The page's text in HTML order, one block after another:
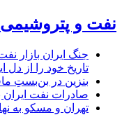
نفت و پتروشیمی
جنگ ایران بازار
تاریخ خود را از دل
بنزین در بن‌بستِ
صادرات نفت ایران
تهران و مسکو به